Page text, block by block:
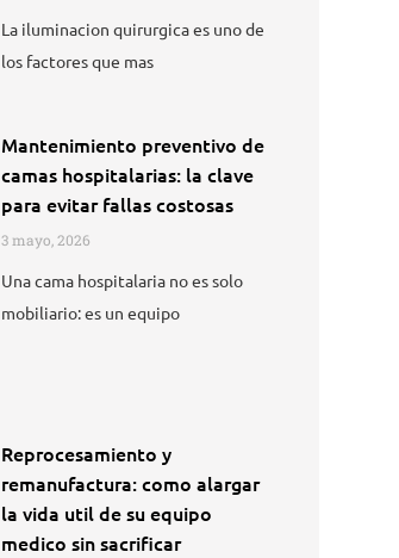
La iluminacion quirurgica es uno de
los factores que mas
Mantenimiento preventivo de
camas hospitalarias: la clave
para evitar fallas costosas
3 mayo, 2026
Una cama hospitalaria no es solo
mobiliario: es un equipo
Reprocesamiento y
remanufactura: como alargar
la vida util de su equipo
medico sin sacrificar